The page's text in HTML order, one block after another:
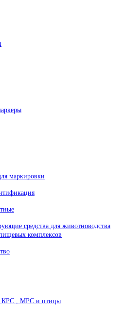
маркировки
средства для животноводства
комплексов
КРС , МРС и птицы